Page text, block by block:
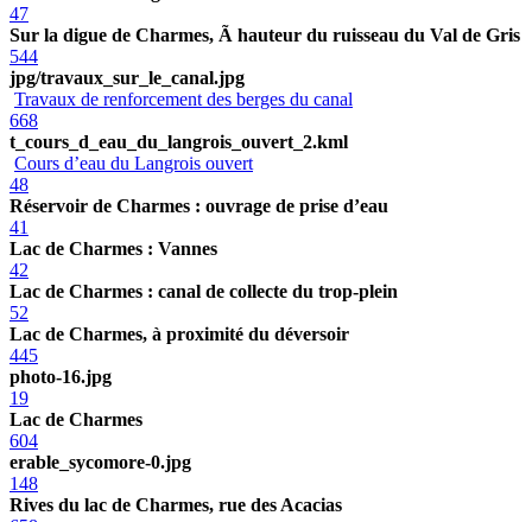
47
Sur la digue de Charmes, Ã hauteur du ruisseau du Val de Gris
544
jpg/travaux_sur_le_canal.jpg
Travaux de renforcement des berges du canal
668
t_cours_d_eau_du_langrois_ouvert_2.kml
Cours d’eau du Langrois ouvert
48
Réservoir de Charmes : ouvrage de prise d’eau
41
Lac de Charmes : Vannes
42
Lac de Charmes : canal de collecte du trop-plein
52
Lac de Charmes, à proximité du déversoir
445
photo-16.jpg
19
Lac de Charmes
604
erable_sycomore-0.jpg
148
Rives du lac de Charmes, rue des Acacias